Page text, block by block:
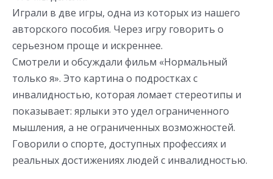
Играли в две игры, одна из которых из нашего
авторского пособия. Через игру говорить о
серьезном проще и искреннее.
Смотрели и обсуждали фильм «Нормальный
только я». Это картина о подростках с
инвалидностью, которая ломает стереотипы и
показывает: ярлыки это удел ограниченного
мышления, а не ограниченных возможностей.
Говорили о спорте, доступных профессиях и
реальных достижениях людей с инвалидностью.